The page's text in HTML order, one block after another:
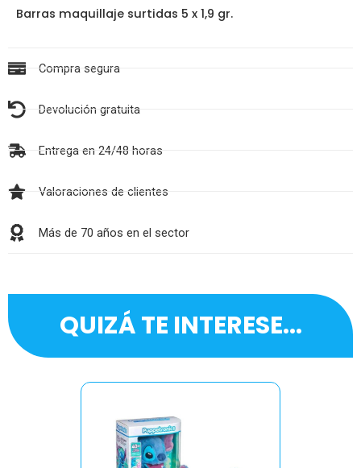
Barras maquillaje surtidas 5 x 1,9 gr.
Compra segura
Devolución gratuita
Entrega en 24/48 horas
Valoraciones de clientes
Más de 70 años en el sector
QUIZÁ TE INTERESE...